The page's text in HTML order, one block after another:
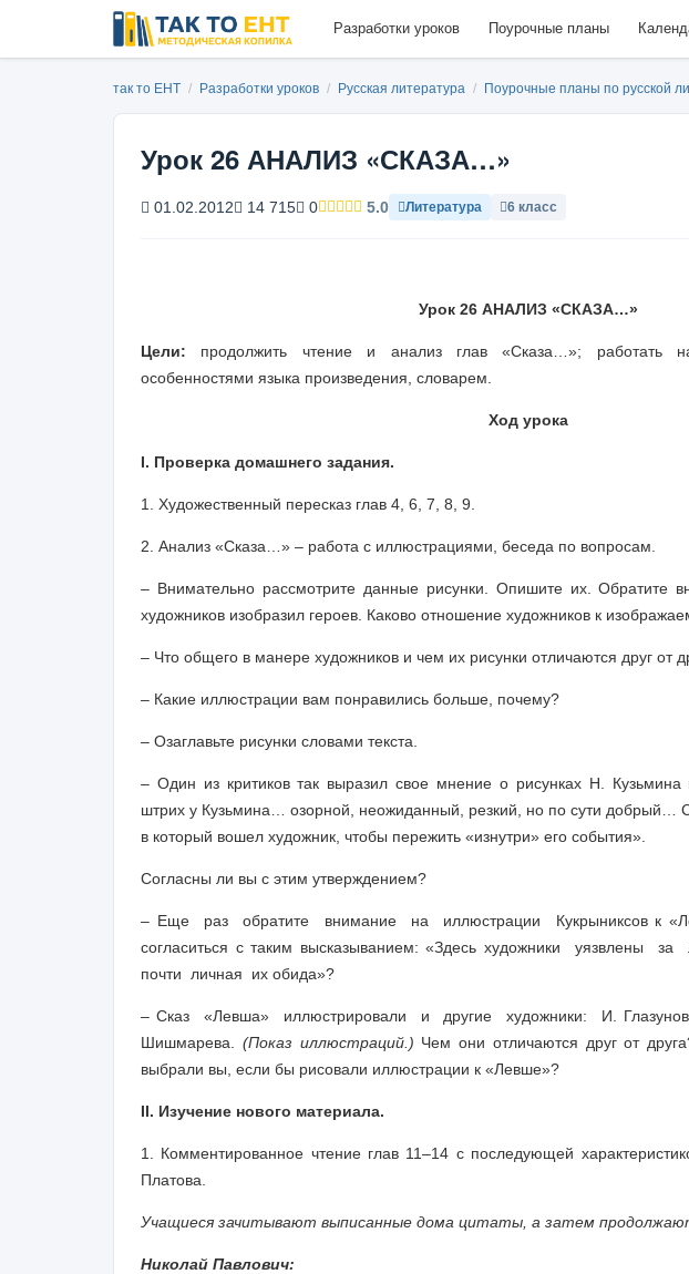
Разработки уроков Поурочные планы
так то ЕНТ / Разработки уроков / Русская литература / Поурочные планы по русской
Урок 26 АНАЛИЗ «СКАЗА…»
01.02.2012 14 715 0 5.0 Литература 6 класс
Урок 26 АНАЛИЗ «СКАЗА…»
Цели: продолжить чтение и анализ глав «Сказа…»; работать
особенностями языка произведения, словарем.
Ход урока
I. Проверка домашнего задания.
1. Художественный пересказ глав 4, 6, 7, 8, 9.
2. Анализ «Сказа…» – работа с иллюстрациями, беседа по вопросам.
– Внимательно рассмотрите данные рисунки. Опишите их. Обратите
художников изобразил героев. Каково отношение художников к
– Что общего в манере художников и чем их рисунки отличаются друг от
– Какие иллюстрации вам понравились больше, почему?
– Озаглавьте рисунки словами текста.
– Один из критиков так выразил свое мнение о рисунках Н. Кузьмина
штрих у Кузьмина… озорной, неожиданный, резкий, но по сути добрый…
в который вошел художник, чтобы пережить «изнутри» его события».
Согласны ли вы с этим утверждением?
– Еще раз обратите внимание на иллюстрации Кукрыниксов к
согласиться с таким высказыванием: «Здесь художники уязвлены
почти личная их обида»?
– Сказ «Левша» иллюстрировали и другие художники: И.
Шишмарева. (Показ иллюстраций.) Чем они отличаются друг от
выбрали вы, если бы рисовали иллюстрации к «Левше»?
II. Изучение нового материала.
1. Комментированное чтениеглав 11–14 с последующей
Платова.
Учащиеся зачитывают выписанные дома цитаты, а затем
Николай Павлович: